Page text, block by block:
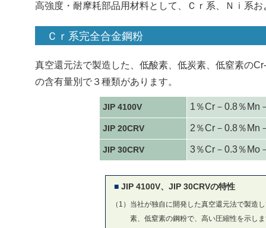
高強度・耐摩耗部品用材料として、Ｃｒ系、Ｎｉ系
Ｃｒ系完全合金鋼粉
真空還元法で製造した、低酸素、低炭素、低窒素の
の含有量別で３種類があります。
JIP 4100V 1％Cr－0.8％Mn
JIP 20CRV 2％Cr－0.8％Mn
JIP 30CRV 3％Cr－0.3％Mo
■ JIP 4100V、JIP 30CRVの特性
（1） 当社が独自に開発した真空還元法で製造
素、低窒素の鋼粉で、高い圧縮性を示し